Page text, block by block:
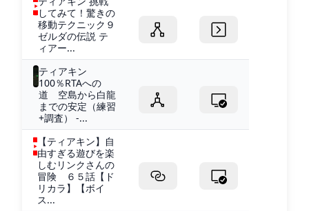
してみて！驚きの
移動テクニック９
ゼルダの伝説 テ
ィアー...
ティアキン
100％RTAへの
道 空島から白龍
までの安定（練習
+調査） -...
【ティアキン】自
由すぎる遊びを楽
しむリンクさんの
冒険 ６５話【ド
リカラ】【ボイ
ス...